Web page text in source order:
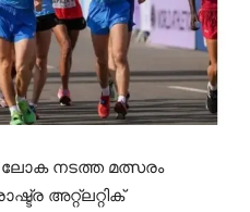
നടത്ത മത്സരം
അറ്റ്ലറ്റിക്